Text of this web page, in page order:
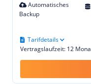
Automatisches
Backup
Vertragslaufzeit: 12
Tarifdetails